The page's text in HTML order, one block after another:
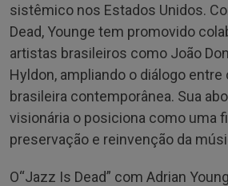
sistêmico nos Estados Unidos.
Dead, Younge tem promovido
artistas brasileiros como João
Hyldon, ampliando o diálogo
brasileira contemporânea. Sua
visionária o posiciona como uma
preservação e reinvenção da
O“Jazz Is Dead” com Adrian